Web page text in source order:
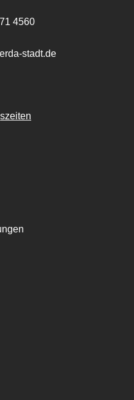
4560
stadt.de